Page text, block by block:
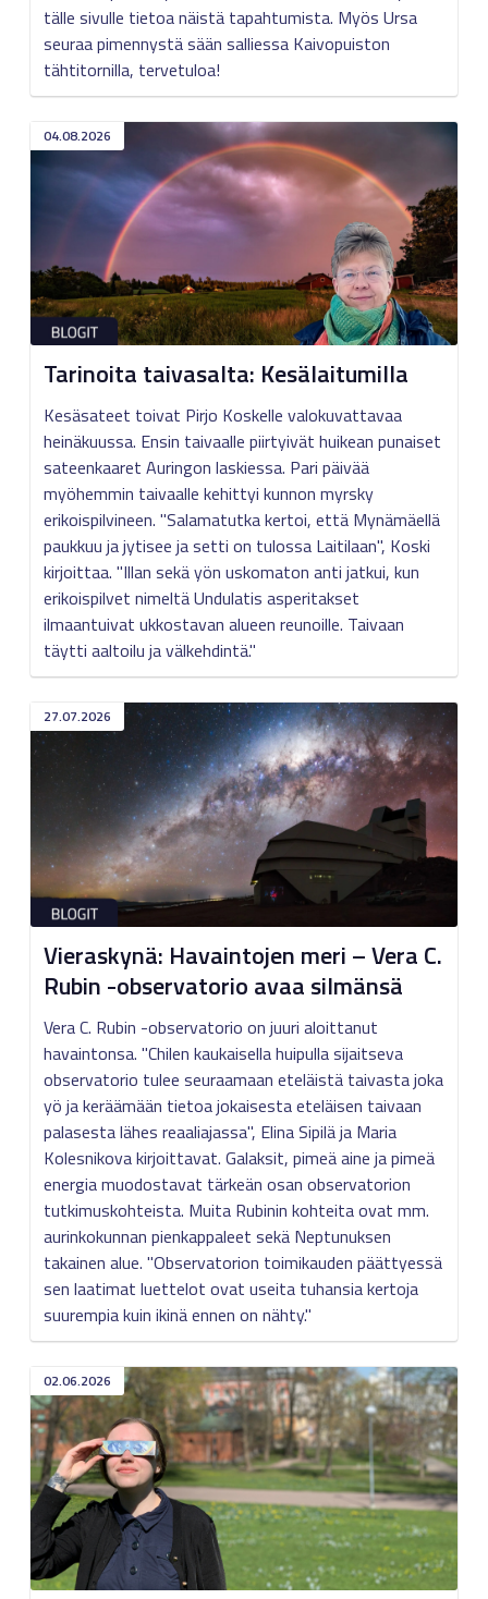
tälle sivulle tietoa näistä tapahtumista. Myös Ursa
seuraa pimennystä sään salliessa Kaivopuiston
tähtitornilla, tervetuloa!
04.08.2026
Tarinoita taivasalta: Kesälaitumilla
Kesäsateet toivat Pirjo Koskelle valokuvattavaa
heinäkuussa. Ensin taivaalle piirtyivät huikean punaiset
sateenkaaret Auringon laskiessa. Pari päivää
myöhemmin taivaalle kehittyi kunnon myrsky
erikoispilvineen. "Salamatutka kertoi, että Mynämäellä
paukkuu ja jytisee ja setti on tulossa Laitilaan", Koski
kirjoittaa. "Illan sekä yön uskomaton anti jatkui, kun
erikoispilvet nimeltä Undulatis asperitakset
ilmaantuivat ukkostavan alueen reunoille. Taivaan
täytti aaltoilu ja välkehdintä."
27.07.2026
Vieraskynä: Havaintojen meri – Vera C.
Rubin -observatorio avaa silmänsä
Vera C. Rubin -observatorio on juuri aloittanut
havaintonsa. "Chilen kaukaisella huipulla sijaitseva
observatorio tulee seuraamaan eteläistä taivasta joka
yö ja keräämään tietoa jokaisesta eteläisen taivaan
palasesta lähes reaaliajassa", Elina Sipilä ja Maria
Kolesnikova kirjoittavat. Galaksit, pimeä aine ja pimeä
energia muodostavat tärkeän osan observatorion
tutkimuskohteista. Muita Rubinin kohteita ovat mm.
aurinkokunnan pienkappaleet sekä Neptunuksen
takainen alue. "Observatorion toimikauden päättyessä
sen laatimat luettelot ovat useita tuhansia kertoja
suurempia kuin ikinä ennen on nähty."
02.06.2026